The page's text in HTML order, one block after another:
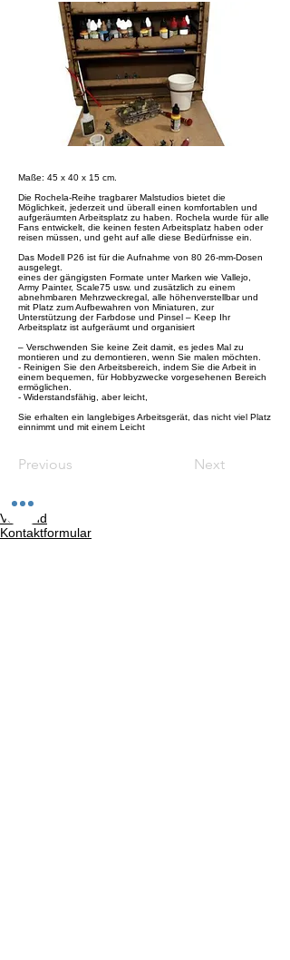
Maße: 45 x 40 x 15 cm.
Die Rochela-Reihe tragbarer Malstudios bietet die
Möglichkeit, jederzeit und überall einen komfortablen und
aufgeräumten Arbeitsplatz zu haben. Rochela wurde für alle
Fans entwickelt, die keinen festen Arbeitsplatz haben oder
reisen müssen, und geht auf alle diese Bedürfnisse ein.
Das Modell P26 ist für die Aufnahme von 80 26-mm-Dosen
ausgelegt.
eines der gängigsten Formate unter Marken wie Vallejo,
Army Painter, Scale75 usw. und zusätzlich zu einem
abnehmbaren Mehrzweckregal, alle höhenverstellbar und
mit Platz zum Aufbewahren von Miniaturen, zur
Unterstützung der Farbdose und Pinsel – Keep Ihr
Arbeitsplatz ist aufgeräumt und organisiert
– Verschwenden Sie keine Zeit damit, es jedes Mal zu
montieren und zu demontieren, wenn Sie malen möchten.
- Reinigen Sie den Arbeitsbereich, indem Sie die Arbeit in
einem bequemen, für Hobbyzwecke vorgesehenen Bereich
ermöglichen.
- Widerstandsfähig, aber leicht,
Sie erhalten ein langlebiges Arbeitsgerät, das nicht viel Platz
einnimmt und mit einem Leicht
Previous Next
Versand
Kontaktformular